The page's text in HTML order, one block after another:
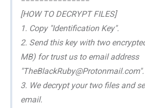
[HOW TO DECRYPT FILES]
1. Copy "Identification Key".
2. Send this key with two
MB) for trust us to email address
"TheBlackRuby@Protonmail.com".
3. We decrypt your two files and
email.